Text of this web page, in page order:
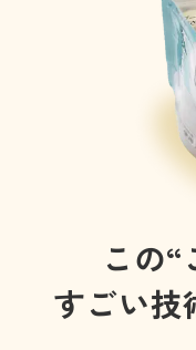
この
すごい技